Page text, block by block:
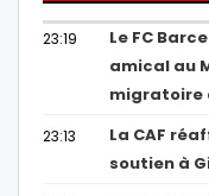
23:19
Le FC
amical au
migratoire
23:13
La CAF
soutien à